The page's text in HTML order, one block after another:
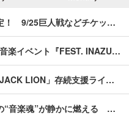
！ 9/25巨人戦などチケッ…
楽イベント『FEST. INAZU…
LION」存続支援ライ…
“音楽魂”が静かに燃える …